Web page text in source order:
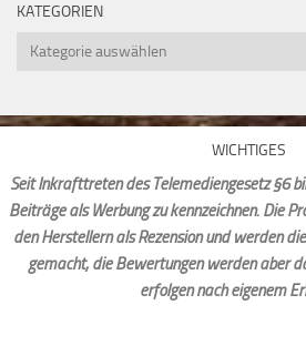
KATEGORIEN
Kategorien
WICHTIGES
Seit Inkrafttreten des Telemediengesetz §6
Beiträge als Werbung zu kennzeichnen. Die
den Herstellern als Rezension und werden
gemacht, die Bewertungen werden aber
erfolgen nach eigenem